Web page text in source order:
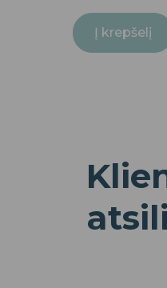
Į krepšelį